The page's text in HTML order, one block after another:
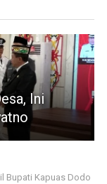
Ini
Bupati Kapuas Dodo